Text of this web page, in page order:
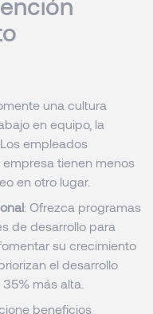
una cultura
en equipo, la
empleados
tienen menos
en otro lugar.
: Ofrezca programas
de desarrollo para
su crecimiento
el desarrollo
más alta.
beneficios